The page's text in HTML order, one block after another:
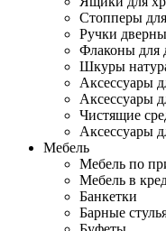
Стопперы
Ручки
Флаконы для
Шкуры
Аксессуары
Аксессуары
Чистящие
Аксессуары
Мебель
Мебель по
Мебель в
Банкетки
Барные